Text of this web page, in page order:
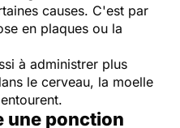
causes. C'est par
en plaques ou la
à administrer plus
le cerveau, la moelle
entourent.
une ponction